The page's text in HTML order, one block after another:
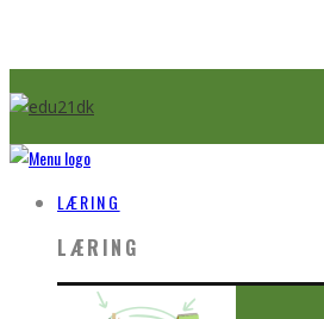
LÆRING
LÆRING